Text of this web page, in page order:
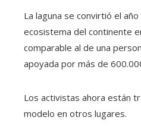
La laguna se convirtió el
ecosistema del continente
comparable al de una
apoyada por más de
Los activistas ahora están
modelo en otros lugares.